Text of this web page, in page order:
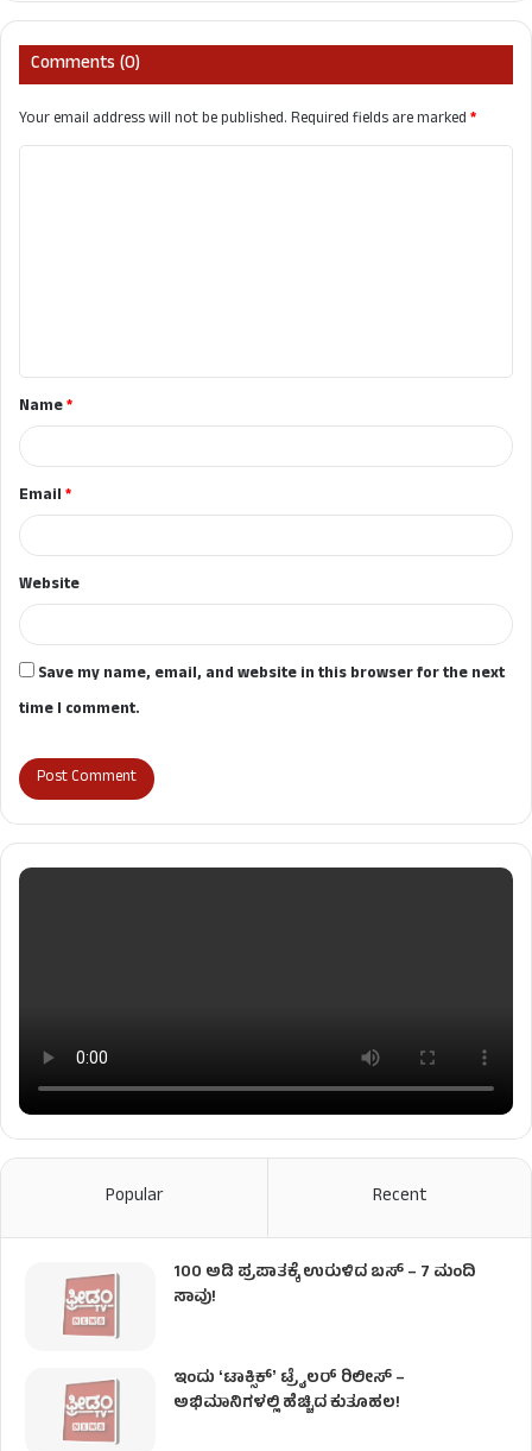
Comments (0)
Your email address will not be published.Required fields are marked*
t
*Name*
Email*
Website
Save my name, email, and website in this browser for the next
time I comment.
Popular Recent
100 ಅಡಿ ಪ್ರಪಾತಕ್ಕೆ ಉರುಳಿದ ಬಸ್‌ – 7 ಮಂದಿ
ಸಾವು!
ಇಂದು ʻಟಾಕ್ಸಿಕ್ʼ ಟ್ರೈಲರ್ ರಿಲೀಸ್‌ –
ಅಭಿಮಾನಿಗಳಲ್ಲಿ ಹೆಚ್ಚಿದ ಕುತೂಹಲ!